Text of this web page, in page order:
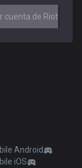
cuenta de Riot
Android
iOS